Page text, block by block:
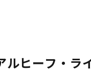
ルヒーフ・ラ